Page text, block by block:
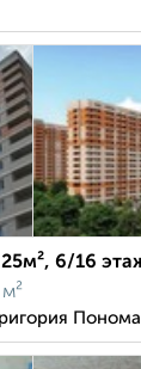
6/16
м²